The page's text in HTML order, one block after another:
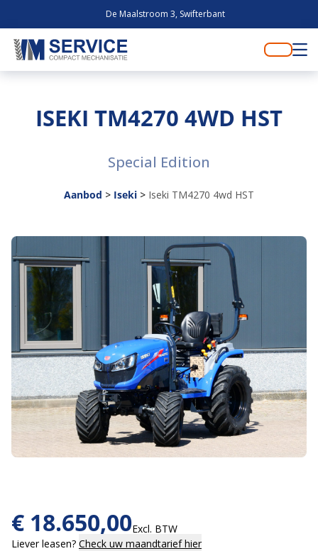
De Maalstroom 3, Swifterbant
ISEKI TM4270 4WD HST
Special Edition
Aanbod > Iseki > Iseki TM4270 4wd HST
€ 18.650,00Excl. BTW
Liever leasen?
Check uw maandtarief hier